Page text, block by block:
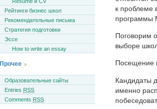
к проблеме
программы
Поговорим
выборе
Посещение
Кандидаты
именно
Рейтинги бизнес школ
Рекомендательные письма
Стратегия подготовки
Эссе
How to write an essay
Прочее
Образовательные сайты
Entries RSS
Comments RSS